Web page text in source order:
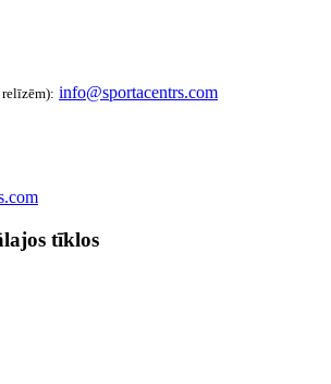
relīzēm): info@sportacentrs.com
tīklos